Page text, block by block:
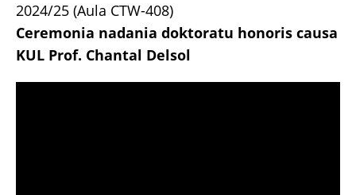
2024/25 (Aula CTW-408)
Ceremonia nadania doktoratu honoris causa
KUL Prof. Chantal Delsol